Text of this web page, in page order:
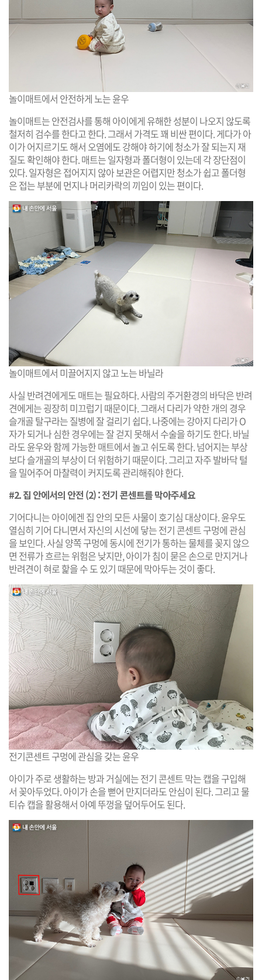
놀이매트에서 안전하게 노는 윤우
놀이매트는 안전검사를 통해 아이에게 유해한 성분이 나오지 않도록
철저히 검수를 한다고 한다. 그래서 가격도 꽤 비싼 편이다. 게다가 아
이가 어지르기도 해서 오염에도 강해야 하기에 청소가 잘 되는지 재
질도 확인해야 한다. 매트는 일자형과 폴더형이 있는데 각 장단점이
있다. 일자형은 접어지지 않아 보관은 어렵지만 청소가 쉽고 폴더형
은 접는 부분에 먼지나 머리카락의 끼임이 있는 편이다.
놀이매트에서 미끌어지지 않고 노는 바닐라
사실 반려견에게도 매트는 필요하다. 사람의 주거환경의 바닥은 반려
견에게는 굉장히 미끄럽기 때문이다. 그래서 다리가 약한 개의 경우
슬개골 탈구라는 질병에 잘 걸리기 쉽다. 나중에는 강아지 다리가 O
자가 되거나 심한 경우에는 잘 걷지 못해서 수술을 하기도 한다. 바닐
라도 윤우와 함께 가능한 매트에서 놀고 쉬도록 한다. 넘어지는 부상
보다 슬개골의 부상이 더 위험하기 때문이다. 그리고 자주 발바닥 털
을 밀어주어 마찰력이 커지도록 관리해줘야 한다.
#2. 집 안에서의 안전 (2) : 전기 콘센트를 막아주세요
기어다니는 아이에겐 집 안의 모든 사물이 호기심 대상이다. 윤우도
열심히 기어 다니면서 자신의 시선에 닿는 전기 콘센트 구멍에 관심
을 보인다. 사실 양쪽 구멍에 동시에 전기가 통하는 물체를 꽂지 않으
면 전류가 흐르는 위험은 낮지만, 아이가 침이 묻은 손으로 만지거나
반려견이 혀로 핥을 수 도 있기 때문에 막아두는 것이 좋다.
전기콘센트 구멍에 관심을 갖는 윤우
아이가 주로 생활하는 방과 거실에는 전기 콘센트 막는 캡을 구입해
서 꽂아두었다. 아이가 손을 뻗어 만지더라도 안심이 된다. 그리고 물
티슈 캡을 활용해서 아예 뚜껑을 덮어두어도 된다.